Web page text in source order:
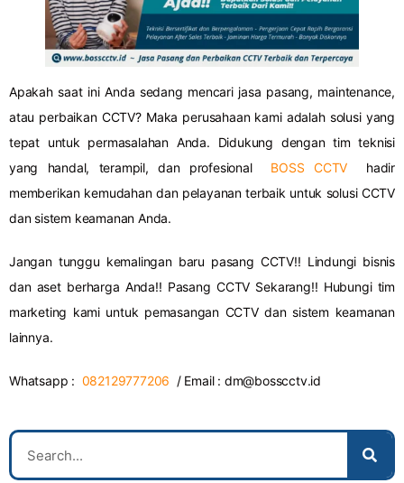
Apakah saat ini Anda sedang mencari jasa pasang, maintenance,
atau perbaikan CCTV? Maka perusahaan kami adalah solusi yang
tepat untuk permasalahan Anda. Didukung dengan tim teknisi
yang handal, terampil, dan profesional BOSS CCTV hadir
memberikan kemudahan dan pelayanan terbaik untuk solusi CCTV
dan sistem keamanan Anda.
Jangan tunggu kemalingan baru pasang CCTV!! Lindungi bisnis
dan aset berharga Anda!! Pasang CCTV Sekarang!! Hubungi tim
marketing kami untuk pemasangan CCTV dan sistem keamanan
lainnya.
Whatsapp : 082129777206 / Email : dm@bosscctv.id